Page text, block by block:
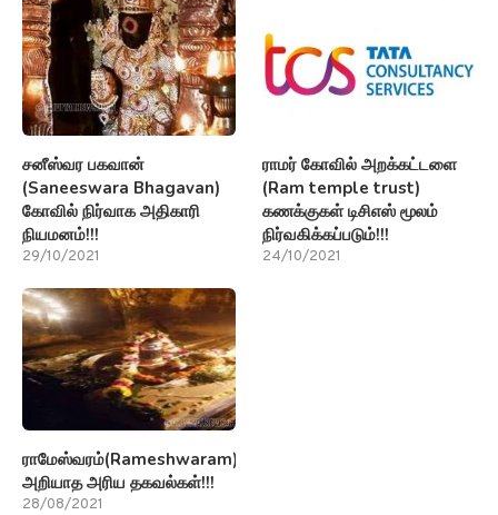
சனீஸ்வர பகவான்
(Saneeswara Bhagavan)
கோவில் நிர்வாக அதிகாரி
நியமனம்!!!
29/10/2021
ராமர் கோவில் அறக்கட்டளை
(Ram temple trust)
கணக்குகள் டிசிஎஸ் மூலம்
நிர்வகிக்கப்படும்!!!
24/10/2021
ராமேஸ்வரம்(Rameshwaram)பற்றி
அறியாத அரிய தகவல்கள்!!!
28/08/2021